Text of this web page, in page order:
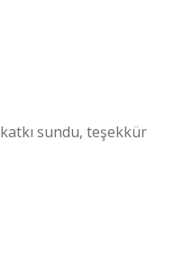
katkı sundu, teşekkür